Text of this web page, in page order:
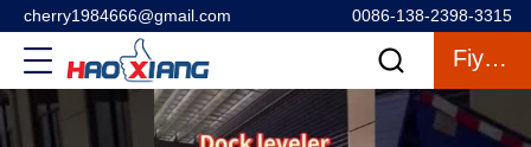
cherry1984666@gmail.com 0086-138-2398-3315
Fiyat Teklifi